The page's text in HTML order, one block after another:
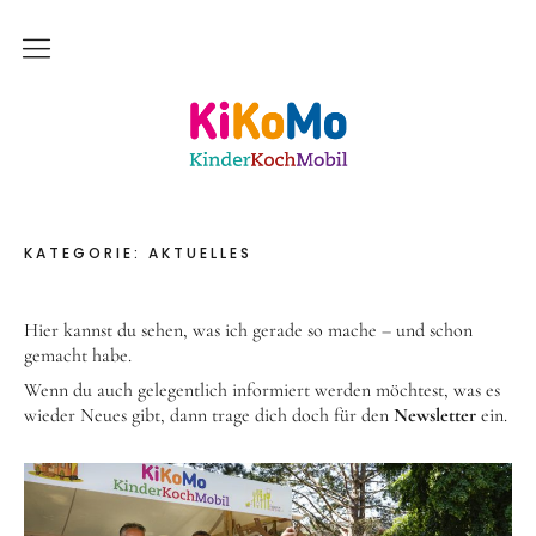
Kinderkochmobil KiKoMo Karlsruhe
Start
Mein Team
Meine Freunde
Wir sind “in-Form”
Anerkannt als “BNE”-Akteur
Mein erstes Jahr
KATEGORIE: AKTUELLES
Hier kannst du sehen, was ich gerade so mache – und schon
gemacht habe.
Wenn du auch gelegentlich informiert werden möchtest, was es
wieder Neues gibt, dann trage dich doch für den Newsletter ein.